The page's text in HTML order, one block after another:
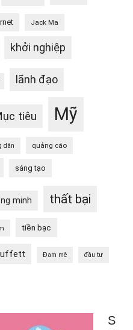
Jack Ma
khởi nghiệp
lãnh đạo
tiêu Mỹ
dân quảng cáo
sáng tạo
minh thất bại
tiền bạc
Đam mê đầu tư
S